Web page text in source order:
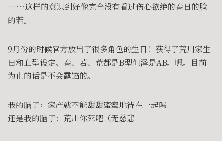
……这样的意识到好像完全没有看过伤心欲绝的春日的脸
的若。
9月份的时候官方放出了很多角色的生日！获得了荒川家生
日和血型设定。春、若、荒都是B型但泽是AB。嗯。目前
为止的话是不会露馅的。
我的脑子：家产就不能甜甜蜜蜜地待在一起吗
还是我的脑子：荒川你死吧（无慈悲